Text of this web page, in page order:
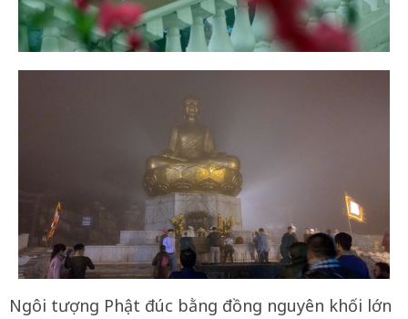
Ngôi tượng Phật đúc bằng đồng nguyên khối lớn